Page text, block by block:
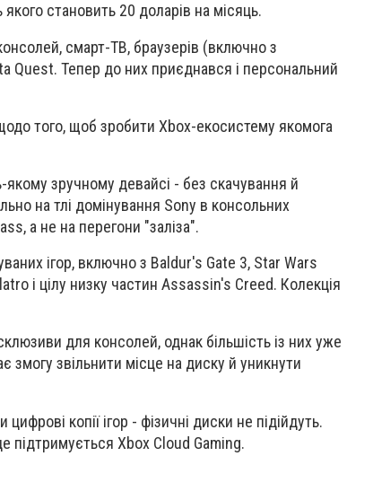
якого становить 20 доларів на місяць.
смарт-ТВ, браузерів (включно з
Quest. Тепер до них приєднався і персональний
того, щоб зробити Xbox-екосистему якомога
зручному девайсі - без скачування й
на тлі домінування Sony в консольних
а не на перегони "заліза".
ігор, включно з Baldur's Gate 3, Star Wars
і цілу низку частин Assassin's Creed. Колекція
для консолей, однак більшість із них уже
звільнити місце на диску й уникнути
копії ігор - фізичні диски не підійдуть.
підтримується Xbox Cloud Gaming.